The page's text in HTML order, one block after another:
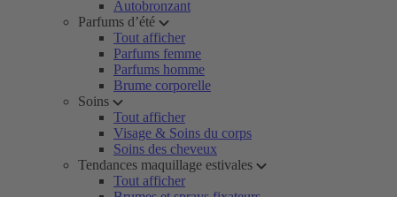
Autobronzant
Parfums d’été
Tout afficher
Parfums femme
Parfums homme
Brume corporelle
Soins
Tout afficher
Visage & Soins du corps
Soins des cheveux
Tendances maquillage estivales
Tout afficher